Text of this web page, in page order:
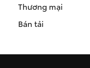
Thương mại
Bán tải